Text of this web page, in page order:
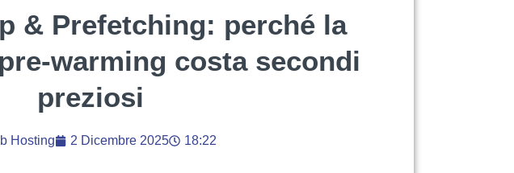
& Prefetching: perché la
warming costa secondi
preziosi
Hosting 2 Dicembre 2025 18:22